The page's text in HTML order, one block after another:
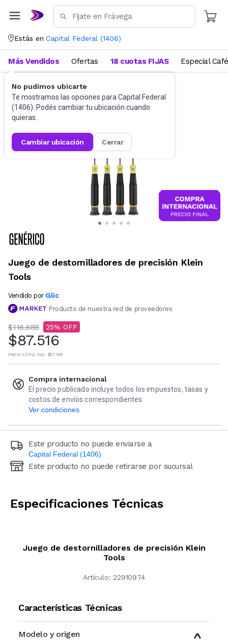
Estás en Capital Federal (1406)
No pudimos ubicarte
Te mostramos las opciones para Capital Federal
(1406). Podés cambiar tu ubicación cuando
quieras.
cambiar ubicación cerrar
Más Vendidos Ofertas 18 cuotas FIJAS Especial Café
Herramientas manuales
Juego de destornilladores de precisión Klein
Tools
Vendido por Glic
Producto de nuestra red de proveedores
$116.688 25
$87.516
Precio s/imp. nac. $87.516
Compra internacional
El precio publicado incluye todos los impuestos, tasas y
costos de envíos correspondientes
Ver condiciones
Este producto no puede enviarse a
Capital Federal (1406)
Ingresá código postal (sólo números)
Este producto no puede retirarse por sucursal
Especificaciones Técnicas
Juego de destornilladores de precisión Klein
Tools
Artículo: 22910974
Características Técnicas
Modelo y origen